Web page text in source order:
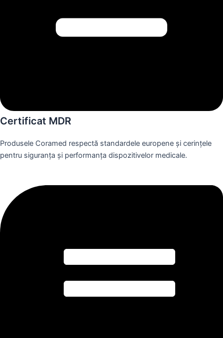
Certificat MDR
Produsele Coramed respectă standardele europene și cerințele
pentru siguranța și performanța dispozitivelor medicale.